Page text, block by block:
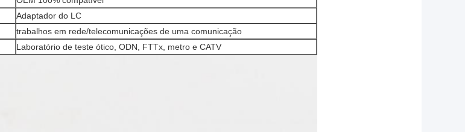
Adaptador do LC
trabalhos em rede/telecomunicações de uma comunicação
Laboratório de teste ótico, ODN, FTTx, metro e CATV